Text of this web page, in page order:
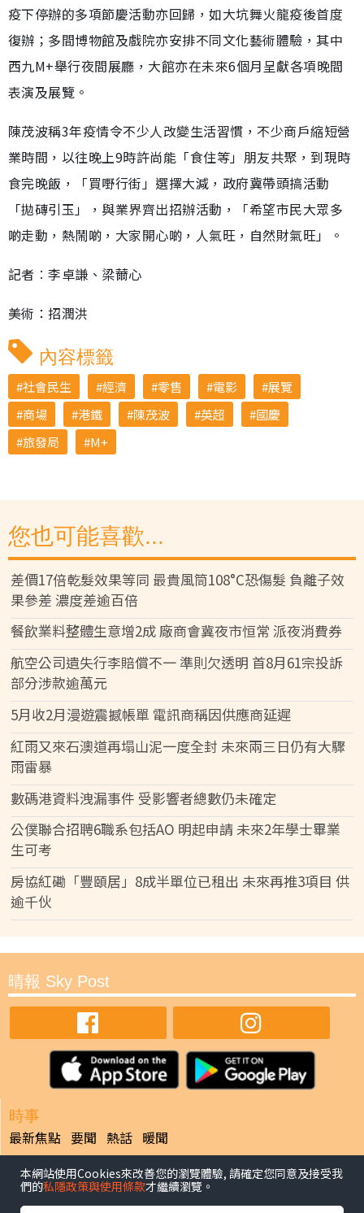
疫下停辦的多項節慶活動亦回歸，如大坑舞火龍疫後首度
復辦；多間博物館及戲院亦安排不同文化藝術體驗，其中
西九M+舉行夜間展廳，大館亦在未來6個月呈獻各項晚間
表演及展覽。
陳茂波稱3年疫情令不少人改變生活習慣，不少商戶縮短營
業時間，以往晚上9時許尚能「食住等」朋友共聚，到現時
食完晚飯，「買嘢行街」選擇大減，政府冀帶頭搞活動
「拋磚引玉」，與業界齊出招辦活動，「希望市民大眾多
啲走動，熱鬧啲，大家開心啲，人氣旺，自然財氣旺」。
記者︰李卓謙、梁薾心
美術：招潤洪
內容標籤
社會民生 經濟 零售 電影
展覽
商場
港鐵 陳茂波 英超
國慶
旅發局
M+
您也可能喜歡...
差價17倍乾髮效果等同 最貴風筒108°C恐傷髮 負離子效
果參差 濃度差逾百倍
餐飲業料整體生意增2成 廠商會冀夜市恒常 派夜消費券
航空公司遺失行李賠償不一 準則欠透明 首8月61宗投訴
部分涉款逾萬元
5月收2月漫遊震撼帳單 電訊商稱因供應商延遲
紅雨又來石澳道再塌山泥一度全封 未來兩三日仍有大驟
雨雷暴
數碼港資料洩漏事件 受影響者總數仍未確定
公僕聯合招聘6職系包括AO 明起申請 未來2年學士畢業
生可考
房協紅磡「豐頤居」8成半單位已租出 未來再推3項目 供
逾千伙
晴報 Sky Post
時事
最新焦點 要聞 熱話 暖聞
娛樂
最新焦點
本網站使用Cookies來改善您的瀏覽體驗, 請確定您同意及接受我
們的私隱政策與使用條款才繼續瀏覽。